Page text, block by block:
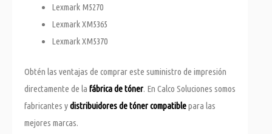
Lexmark M5270
Lexmark XM5365
Lexmark XM5370
Obtén las ventajas de comprar este suministro de impresión
directamente de la fábrica de tóner. En Calco Soluciones somos
fabricantes ydistribuidores de tóner compatiblepara las
mejores marcas.